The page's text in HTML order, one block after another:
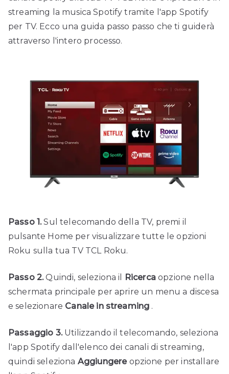
streaming la musica Spotify tramite l'app Spotify
per TV. Ecco una guida passo passo che ti guiderà
attraverso l'intero processo.
Passo 1.Sul telecomando della TV, premi il
pulsante Home per visualizzare tutte le opzioni
Roku sulla tua TV TCL Roku.
Passo 2.Quindi, seleziona il Ricercaopzione nella
schermata principale per aprire un menu a discesa
e selezionare Canale in streaming .
Passaggio 3.Utilizzando il telecomando, seleziona
l'app Spotify dall'elenco dei canali di streaming,
quindi seleziona Aggiungereopzione per installare